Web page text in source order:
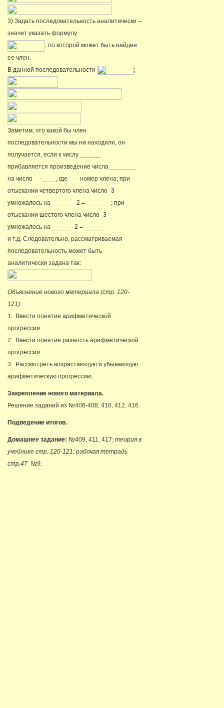
3) Задать последовательность аналитически –
значит указать формулу
, по которой может быть найден
ее член.
В данной последовательности
;
Заметим, что какой бы член
последовательности мы ни находили, он
получается, если к числу ______
прибавляется произведение числа________
на число
-____, где
- номер члена; при
отыскании четвертого члена число -3
умножалось на ______ -2 = _______; при
отыскании шестого члена число -3
умножалось на _____ - 2 = ______
и т.д. Следовательно, рассматриваемая
последовательность может быть
аналитически задана так:
Объяснение нового материала (стр. 120-
121):
1. Ввести понятие арифметической
прогрессии.
2. Ввести понятие разность арифметической
прогрессии.
3. Рассмотреть возрастающую и убывающую
арифметическую прогрессию.
Закрепление нового материала.
Решение заданий из №406-408, 410, 412, 416.
Подведение итогов.
Домашнее задание: №409, 411, 417; теория в
учебнике стр. 120-121; рабочая тетрадь
стр.47 №9.